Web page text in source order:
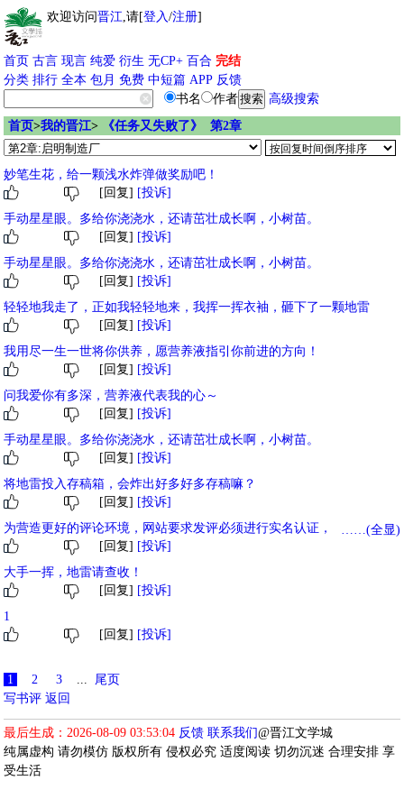
欢迎访问晋江,请[登入/注册]
首页 古言 现言 纯爱 衍生 无CP+ 百合 完结
分类 排行 全本 包月 免费 中短篇 APP 反馈
书名
作者
高级搜索
首页>我的晋江> 《任务又失败了》 第2章
妙笔生花，给一颗浅水炸弹做奖励吧！
[回复] [投诉]
手动星星眼。多给你浇浇水，还请茁壮成长啊，小树苗。
[回复] [投诉]
手动星星眼。多给你浇浇水，还请茁壮成长啊，小树苗。
[回复] [投诉]
轻轻地我走了，正如我轻轻地来，我挥一挥衣袖，砸下了一颗地雷
[回复] [投诉]
我用尽一生一世将你供养，愿营养液指引你前进的方向！
[回复] [投诉]
问我爱你有多深，营养液代表我的心～
[回复] [投诉]
手动星星眼。多给你浇浇水，还请茁壮成长啊，小树苗。
[回复] [投诉]
将地雷投入存稿箱，会炸出好多好多存稿嘛？
[回复] [投诉]
为营造更好的评论环境，网站要求发评必须进行实名认证，未实名用户
评论暂时仅在发评用户后台自己可见，对其他人不可见，实名后评论将
正常展示。
……(全显)
[回复] [投诉]
大手一挥，地雷请查收！
[回复] [投诉]
1
[回复] [投诉]
1 2 3 ...
尾页
写书评 返回
最后生成：2026-08-09 03:53:04 反馈 联系我们@晋江文学城
纯属虚构 请勿模仿 版权所有 侵权必究 适度阅读 切勿沉迷 合理安排 享
受生活